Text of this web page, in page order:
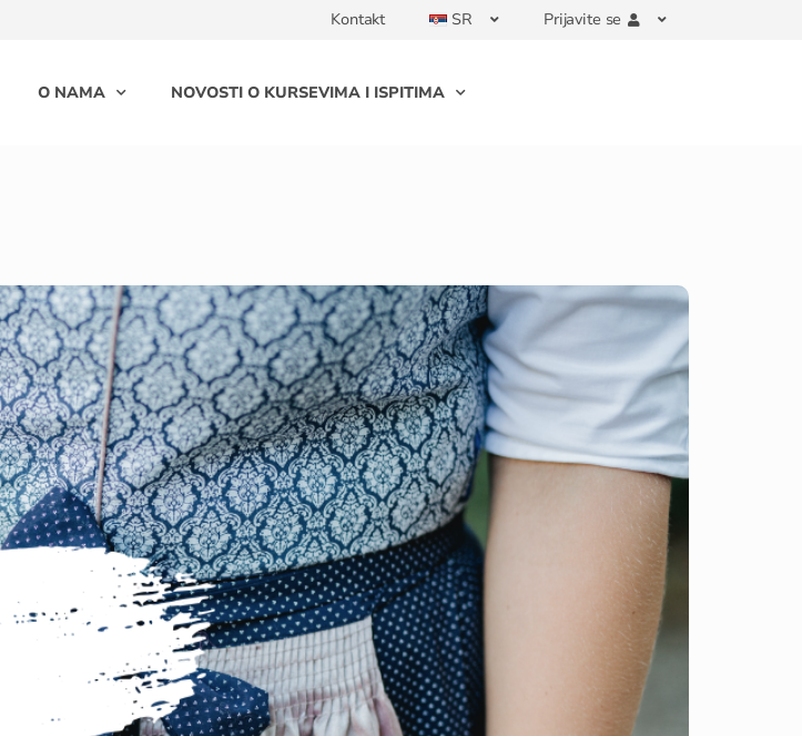
Kontakt SR Prijavite se
O NAMA NOVOSTI O KURSEVIMA I ISPITIMA